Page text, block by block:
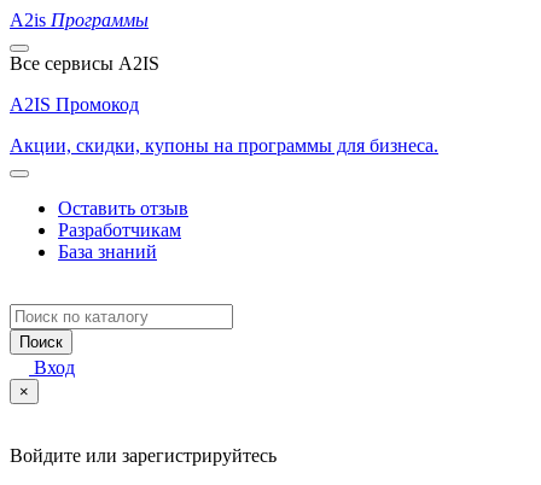
A2is Программы
Все сервисы A2IS
A2IS Промокод
Акции, скидки, купоны на программы для бизнеса.
Оставить отзыв
Разработчикам
База знаний
Поиск
Вход
×
Войдите или зарегистрируйтесь